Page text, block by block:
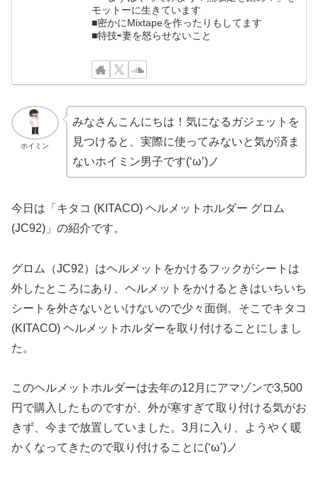
モットーに生きています
■密かにMixtapeを作ったりもしてます
■特技⇨妻を怒らせないこと
ホイミン
みなさんこんにちは！気になるガジェットを
見つけると、実際に使ってみないと気が済ま
ないホイミン男子です(‘ω’)ノ
今日は「キタコ (KITACO) ヘルメットホルダー グロム
(JC92)」の紹介です。
グロム（JC92）はヘルメットをかけるフックがシートは
外したところにあり、ヘルメットをかけるときはいちいち
シートを外さないといけないので少々面倒。そこでキタコ
(KITACO) ヘルメットホルダーを取り付けることにしまし
た。
このヘルメットホルダーは去年の12月にアマゾンで3,500
円で購入したものですが、外が寒すぎて取り付ける気がお
きず、今まで放置していました。3月に入り、ようやく暖
かくなってきたので取り付けることに(‘ω’)ノ